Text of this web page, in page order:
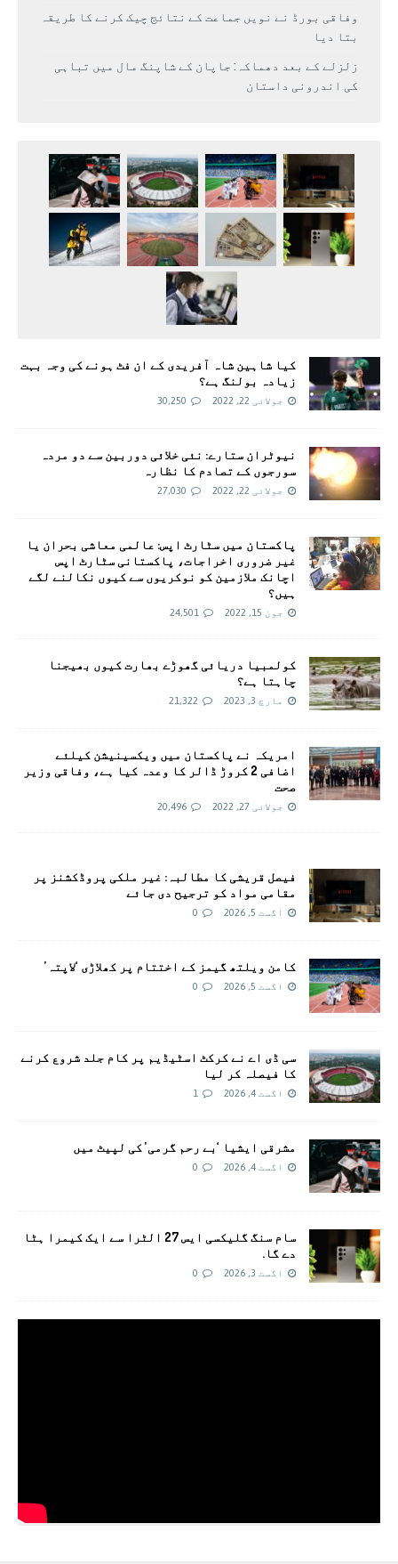
وفاقی بورڈ نے نویں جماعت کے نتائج چیک کرنے کا طریقہ
بتا دیا
زلزلے کے بعد دھماکہ: جاپان کے شاپنگ مال میں تباہی
کی اندرونی داستان
کیا شاہین شاہ آفریدی کے ان فٹ ہونے کی وجہ بہت
زیادہ بولنگ ہے؟
جولائی 22, 2022 30,250
نیوٹران ستارے: نئی خلائی دوربین سے دو مردہ
سورجوں کے تصادم کا نظارہ
جولائی 22, 2022 27,030
پاکستان میں سٹارٹ اپس: عالمی معاشی بحران یا
غیر ضروری اخراجات، پاکستانی سٹارٹ اپس
اچانک ملازمین کو نوکریوں سے کیوں نکالنے لگے
ہیں؟
جون 15, 2022 24,501
کولمبیا دریائی گھوڑے بھارت کیوں بھیجنا
چاہتا ہے؟
مارچ 3, 2023 21,322
امريکہ نے پاکستان میں ویکسینیشن کیلئے
اضافی 2 کروڑ ڈالر کا وعدہ کیا ہے، وفاقی وزیر
صحت
جولائی 27, 2022 20,496
فیصل قریشی کا مطالبہ: غیر ملکی پروڈکشنز پر
مقامی مواد کو ترجیح دی جائے
اگست 5, 2026 0
کامن ویلتھ گیمز کے اختتام پر کھلاڑی ‘لاپتہ’
اگست 5, 2026 0
سی ڈی اے نے کرکٹ اسٹیڈیم پر کام جلد شروع کرنے
کا فیصلہ کر لیا
اگست 4, 2026 1
مشرقی ایشیا ‘بے رحم گرمی’ کی لپیٹ میں
اگست 4, 2026 0
سام سنگ گلیکسی ایس 27 الٹرا سے ایک کیمرا ہٹا
دے گا.
اگست 3, 2026 0